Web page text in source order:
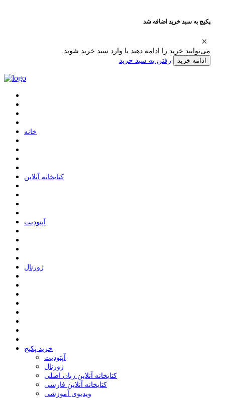
پکیج به سبد خرید اضافه شد
می‌توانید خرید را ادامه دهید یا وارد سبد خرید شوید.
ادامه خرید رفتن به سبد خرید
ﺧﺎﻧﻪ
ﮐﺘﺎﺑﺨﺎﻧﻪ ﺁﻧﻼﯾﻦ
ﺁﭘﺘﻮﺩﯾﺖ
ﮊﻭﺭﻧﺎﻝ
خرید پکیج
ﺁﭘﺘﻮﺩﯾﺖ
ﮊﻭﺭﻧﺎﻝ
کتابخانه آنلاین زبان اصلی
کتابخانه آنلاین فارسی
ویدیوی آموزشی